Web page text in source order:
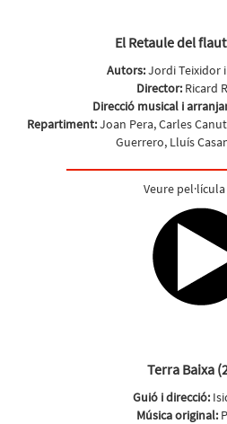
El Retaule del
Autors:Jordi Teixidor
Director: Ricard
Direcció musical i
Repartiment:Joan Pera, Carles
Guerrero, Lluís
Veure
Terra Baixa
Guió i direcció:
Música original: